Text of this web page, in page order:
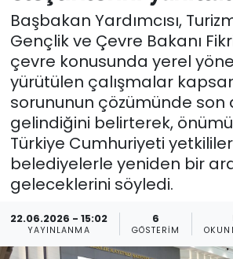
Başbakan Yardımcısı,
Gençlik ve Çevre Bakanı
çevre konusunda yerel
yürütülen çalışmalar
sorununun çözümünde son
gelindiğini belirterek,
Türkiye Cumhuriyeti
belediyelerle yeniden bir
geleceklerini söyledi.
22.06.2026 - 15:02
YAYINLANMA
6
GÖSTERIM
GEZİ
Güncel
Gündem
KKTC
KKTC YEREL SEÇİM 2018
Kültür Sanat